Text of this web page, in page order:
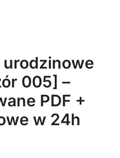
005] –
PDF +
w 24h